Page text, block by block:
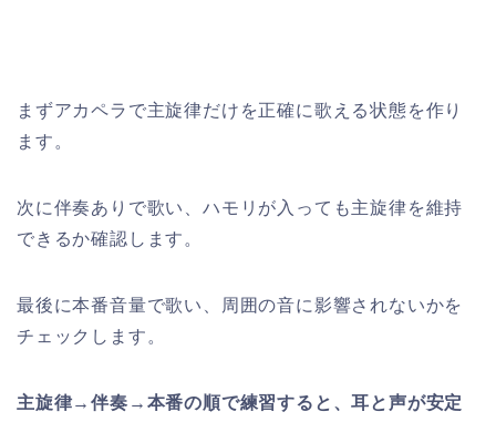
まずアカペラで主旋律だけを正確に歌える状態を作り
ます。
次に伴奏ありで歌い、ハモリが入っても主旋律を維持
できるか確認します。
最後に本番音量で歌い、周囲の音に影響されないかを
チェックします。
主旋律→伴奏→本番の順で練習すると、耳と声が安定